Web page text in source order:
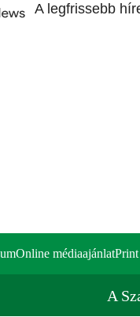
A legfrissebb
Online médiaajánlat
A